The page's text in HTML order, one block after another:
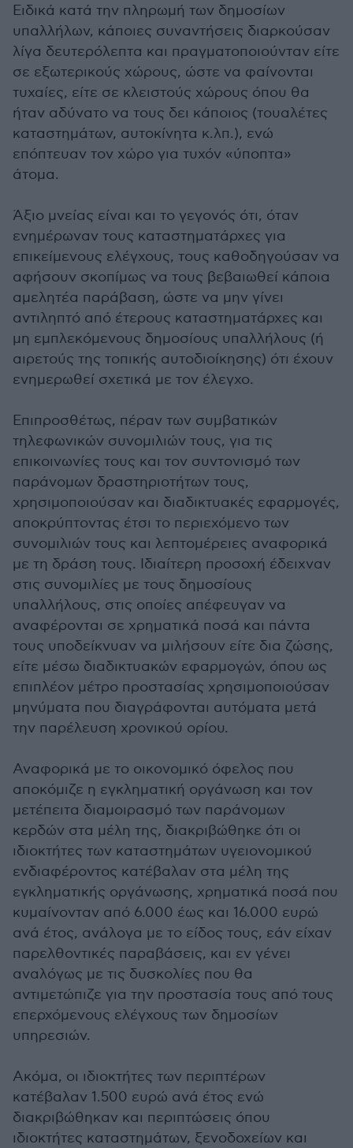
Ειδικά κατά την πληρωμή των δημοσίων
υπαλλήλων, κάποιες συναντήσεις διαρκούσαν
λίγα δευτερόλεπτα και πραγματοποιούνταν είτε
σε εξωτερικούς χώρους, ώστε να φαίνονται
τυχαίες, είτε σε κλειστούς χώρους όπου θα
ήταν αδύνατο να τους δει κάποιος (τουαλέτες
καταστημάτων, αυτοκίνητα κ.λπ.), ενώ
επόπτευαν τον χώρο για τυχόν «ύποπτα»
άτομα.
Άξιο μνείας είναι και το γεγονός ότι, όταν
ενημέρωναν τους καταστηματάρχες για
επικείμενους ελέγχους, τους καθοδηγούσαν να
αφήσουν σκοπίμως να τους βεβαιωθεί κάποια
αμελητέα παράβαση, ώστε να μην γίνει
αντιληπτό από έτερους καταστηματάρχες και
μη εμπλεκόμενους δημοσίους υπαλλήλους (ή
αιρετούς της τοπικής αυτοδιοίκησης) ότι έχουν
ενημερωθεί σχετικά με τον έλεγχο.
Επιπροσθέτως, πέραν των συμβατικών
τηλεφωνικών συνομιλιών τους, για τις
επικοινωνίες τους και τον συντονισμό των
παράνομων δραστηριοτήτων τους,
χρησιμοποιούσαν και διαδικτυακές εφαρμογές,
αποκρύπτοντας έτσι το περιεχόμενο των
συνομιλιών τους και λεπτομέρειες αναφορικά
με τη δράση τους. Ιδιαίτερη προσοχή έδειχναν
στις συνομιλίες με τους δημοσίους
υπαλλήλους, στις οποίες απέφευγαν να
αναφέρονται σε χρηματικά ποσά και πάντα
τους υποδείκνυαν να μιλήσουν είτε δια ζώσης,
είτε μέσω διαδικτυακών εφαρμογών, όπου ως
επιπλέον μέτρο προστασίας χρησιμοποιούσαν
μηνύματα που διαγράφονται αυτόματα μετά
την παρέλευση χρονικού ορίου.
Αναφορικά με το οικονομικό όφελος που
αποκόμιζε η εγκληματική οργάνωση και τον
μετέπειτα διαμοιρασμό των παράνομων
κερδών στα μέλη της, διακριβώθηκε ότι οι
ιδιοκτήτες των καταστημάτων υγειονομικού
ενδιαφέροντος κατέβαλαν στα μέλη της
εγκληματικής οργάνωσης, χρηματικά ποσά που
κυμαίνονταν από 6.000 έως και 16.000 ευρώ
ανά έτος, ανάλογα με το είδος τους, εάν είχαν
παρελθοντικές παραβάσεις, και εν γένει
αναλόγως με τις δυσκολίες που θα
αντιμετώπιζε για την προστασία τους από τους
επερχόμενους ελέγχους των δημοσίων
υπηρεσιών.
Ακόμα, οι ιδιοκτήτες των περιπτέρων
κατέβαλαν 1.500 ευρώ ανά έτος ενώ
διακριβώθηκαν και περιπτώσεις όπου
ιδιοκτήτες καταστημάτων, ξενοδοχείων και